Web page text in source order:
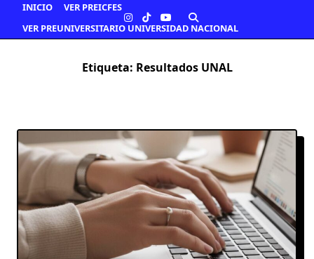
INICIO
VER PREICFES
VER PREUNIVERSITARIO UNIVERSIDAD NACIONAL
Etiqueta: Resultados UNAL